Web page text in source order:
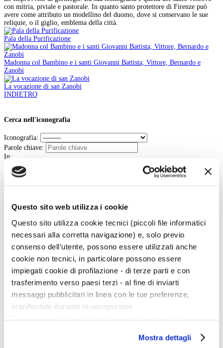
Questo sito web utilizza i cookie
Questo sito utilizza cookie tecnici (piccoli file informatici
necessari alla corretta navigazione) e, solo previo
consenso dell’utente, possono essere utilizzati anche
cookie non tecnici, in particolare possono essere
impiegati cookie di profilazione - di terze parti e con
trasferimento verso paesi terzi - al fine di inviarti
messaggi pubblicitari in linea con le tue preferenze,
manifestate durante la navigazione.
scelte privacy sui cookie, ti invitiamo a prendere visione
Mostra dettagli
con mitria, piviale e pastorale. In quanto santo protettore di Firenze può
avere come attributo un modellino del duomo, dove si conservano le sue
reliquie, o il giglio, emblema della città.
Pala della Purificazione
Madonna col Bambino e i santi Giovanni Battista, Vittore, Bernardo e
Zanobi
La vocazione di san Zanobi
INDIETRO
Cerca nell'iconografia
Iconografia:
Parole chiave:
In:
Cerca
La vita e le opere dei grandi artisti dal Duecento al Novecento.
Art History è la sezione di Artedossier.it dedicata ai grandi artisti del passato
e ai loro capolavori.
Una straordinaria occasione per incontrare i grandi maestri d'arte, conoscere
la loro vita, gli eventi e gli incontri che hanno segnato la loro esistenza.